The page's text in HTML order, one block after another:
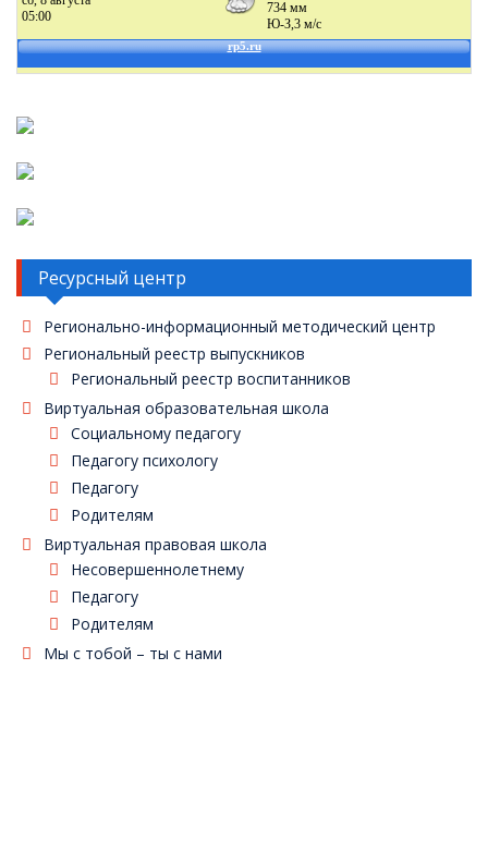
Ресурсный центр
Регионально-информационный методический центр
Региональный реестр выпускников
Региональный реестр воспитанников
Виртуальная образовательная школа
Социальному педагогу
Педагогу психологу
Педагогу
Родителям
Виртуальная правовая школа
Несовершеннолетнему
Педагогу
Родителям
Мы с тобой – ты с нами